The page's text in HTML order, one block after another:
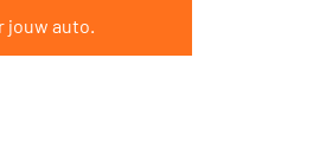
jouw auto.